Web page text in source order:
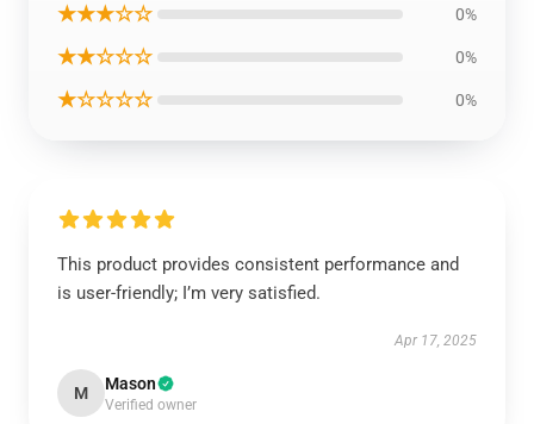
★★★☆☆ 0%
★★☆☆☆ 0%
★☆☆☆☆ 0%
This product provides consistent performance and
is user-friendly; I’m very satisfied.
Apr 17, 2025
M Mason
Verified owner